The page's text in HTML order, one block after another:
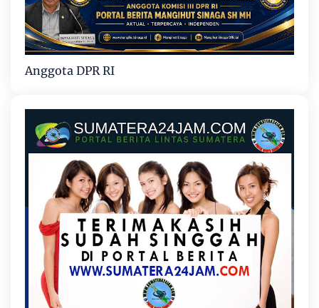
Anggota DPR RI